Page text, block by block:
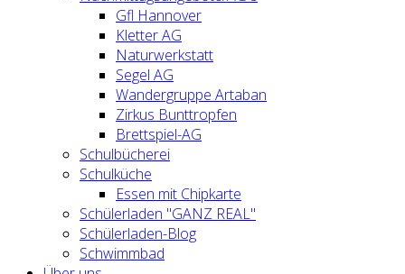
Gfl Hannover
Kletter AG
Naturwerkstatt
Segel AG
Wandergruppe Artaban
Zirkus Bunttropfen
Brettspiel-AG
Schulbücherei
Schulküche
Essen mit Chipkarte
Schülerladen "GANZ REAL"
Schülerladen-Blog
Schwimmbad